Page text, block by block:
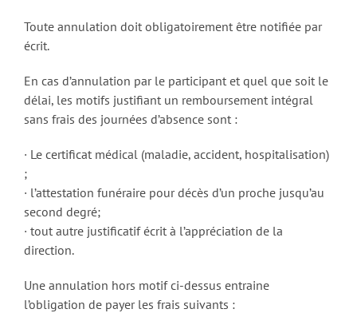
Toute annulation doit obligatoirement être notifiée par
écrit.
En cas d’annulation par le participant et quel que soit le
délai, les motifs justifiant un remboursement intégral
sans frais des journées d’absence sont :
· Le certificat médical (maladie, accident, hospitalisation)
;
· l’attestation funéraire pour décès d’un proche jusqu’au
second degré;
· tout autre justificatif écrit à l’appréciation de la
direction.
Une annulation hors motif ci-dessus entraine
l’obligation de payer les frais suivants :